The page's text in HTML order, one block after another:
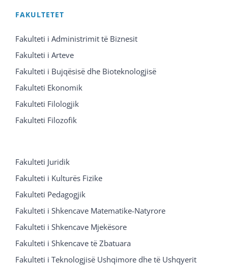
FAKULTETET
Fakulteti i Administrimit të Biznesit
Fakulteti i Arteve
Fakulteti i Bujqësisë dhe Bioteknologjisë
Fakulteti Ekonomik
Fakulteti Filologjik
Fakulteti Filozofik
Fakulteti Juridik
Fakulteti i Kulturës Fizike
Fakulteti Pedagogjik
Fakulteti i Shkencave Matematike-Natyrore
Fakulteti i Shkencave Mjekësore
Fakulteti i Shkencave të Zbatuara
Fakulteti i Teknologjisë Ushqimore dhe të Ushqyerit